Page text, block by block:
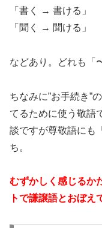
「書く → 書ける」
「聞く → 聞ける」
などあり。どれも「
ちなみに”お手続き”
てるために使う敬語
談ですが尊敬語にも
ち。
むずかしく感じるか
トで謙譲語とおぼえ